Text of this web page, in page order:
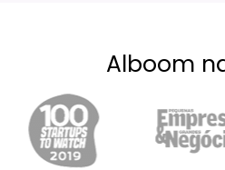
Alboom